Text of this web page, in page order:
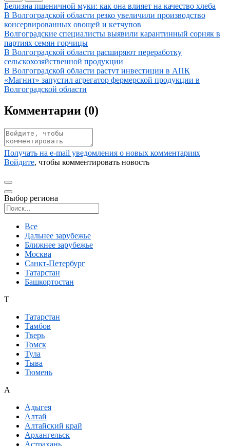
Иллюстрация новости
Белизна пшеничной муки: как она влияет на качество хлеба
Иллюстрация новости
В Волгоградской области резко увеличили производство
консервированных овощей и кетчупов
Иллюстрация новости
Волгоградские специалисты выявили карантинный сорняк в
партиях семян горчицы
Иллюстрация новости
В Волгоградской области расширяют переработку
сельскохозяйственной продукции
Иллюстрация новости
В Волгоградской области растут инвестиции в АПК
Иллюстрация новости
«Магнит» запустил агрегатор фермерской продукции в
Волгоградской области
Комментарии (0)
Получать на e‑mail уведомления о новых комментариях
Войдите, чтобы комментировать новость
Выбор региона
Все
Дальнее зарубежье
Ближнее зарубежье
Москва
Санкт-Петербург
Татарстан
Башкортостан
Т
Татарстан
Тамбов
Тверь
Томск
Тула
Тыва
Тюмень
А
Адыгея
Алтай
Алтайский край
Архангельск